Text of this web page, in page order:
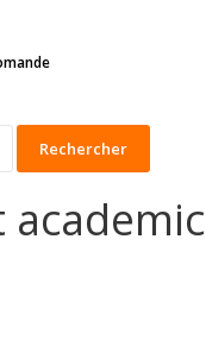
Rechercher